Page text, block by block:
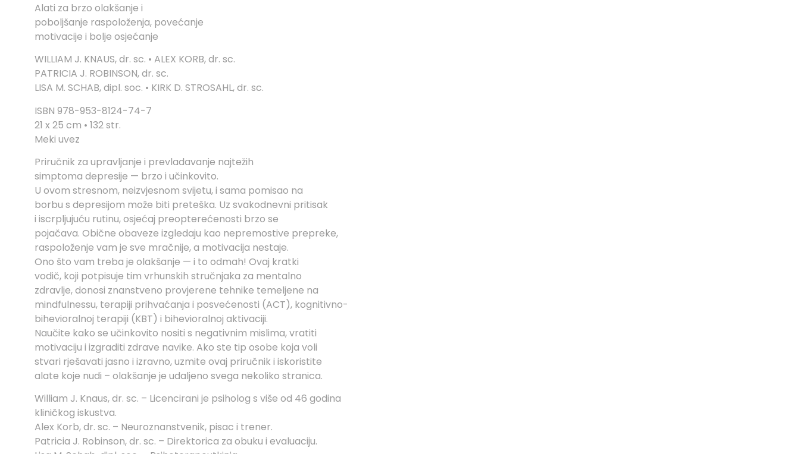
Alati za brzo olakšanje i
poboljšanje raspoloženja, povećanje
motivacije i bolje osjećanje
WILLIAM J. KNAUS, dr. sc. • ALEX KORB, dr. sc.
PATRICIA J. ROBINSON, dr. sc.
LISA M. SCHAB, dipl. soc. • KIRK D. STROSAHL, dr. sc.
ISBN 978-953-8124-74-7
21 x 25 cm • 132 str.
Meki uvez
Priručnik za upravljanje i prevladavanje najtežih
simptoma depresije — brzo i učinkovito.
U ovom stresnom, neizvjesnom svijetu, i sama pomisao na
borbu s depresijom može biti preteška. Uz svakodnevni pritisak
i iscrpljujuću rutinu, osjećaj preopterećenosti brzo se
pojačava. Obične obaveze izgledaju kao nepremostive prepreke,
raspoloženje vam je sve mračnije, a motivacija nestaje.
Ono što vam treba je olakšanje — i to odmah! Ovaj kratki
vodič, koji potpisuje tim vrhunskih stručnjaka za mentalno
zdravlje, donosi znanstveno provjerene tehnike temeljene na
mindfulnessu, terapiji prihvaćanja i posvećenosti (ACT), kognitivno-
bihevioralnoj terapiji (KBT) i bihevioralnoj aktivaciji.
Naučite kako se učinkovito nositi s negativnim mislima, vratiti
motivaciju i izgraditi zdrave navike. Ako ste tip osobe koja voli
stvari rješavati jasno i izravno, uzmite ovaj priručnik i iskoristite
alate koje nudi – olakšanje je udaljeno svega nekoliko stranica.
William J. Knaus, dr. sc. – Licencirani je psiholog s više od 46 godina
kliničkog iskustva.
Alex Korb, dr. sc. – Neuroznanstvenik, pisac i trener.
Patricia J. Robinson, dr. sc. – Direktorica za obuku i evaluaciju.